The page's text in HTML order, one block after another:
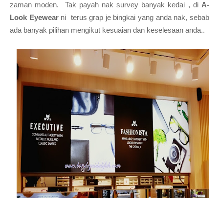
zaman moden. Tak payah nak survey banyak kedai , di A-
Look Eyewear ni terus grap je bingkai yang anda nak, sebab
ada banyak pilihan mengikut kesuaian dan keselesaan anda..